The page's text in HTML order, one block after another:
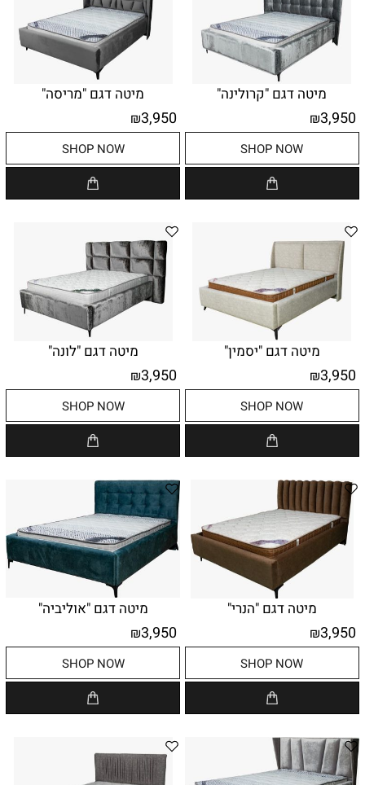
מיטה דגם "קרולינה"
₪3,950
SHOP NOW
מיטה דגם "מריסה"
₪3,950
SHOP NOW
מיטה דגם "יסמין"
₪3,950
SHOP NOW
מיטה דגם "לונה"
₪3,950
SHOP NOW
מיטה דגם "הנרי"
₪3,950
SHOP NOW
מיטה דגם "אוליביה"
₪3,950
SHOP NOW